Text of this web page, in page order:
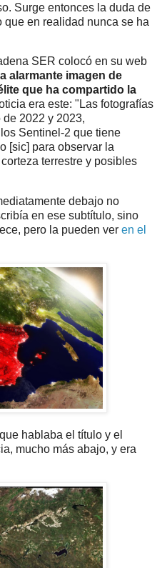
Surge entonces la duda de
en realidad nunca se ha
SER colocó en su web
alarmante imagen de
que ha compartido la
era este: "Las fotografías
2022 y 2023,
Sentinel-2 que tiene
[sic] para observar la
terrestre y posibles
debajo no
en ese subtítulo, sino
pero la pueden ver en el
hablaba el título y el
mucho más abajo, y era